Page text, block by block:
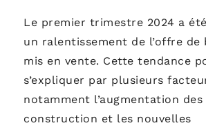
Le premier trimestre 2024 a
un ralentissement de l’offre de
mis en vente. Cette tendance
s’expliquer par plusieurs
notamment l’augmentation
construction et les nouvelles